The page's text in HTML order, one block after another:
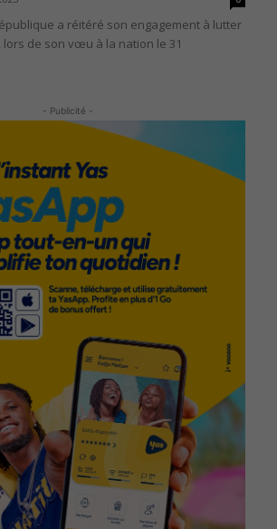
a réitéré son engagement à lutter
de son vœu à la nation le 31
- Publicité -